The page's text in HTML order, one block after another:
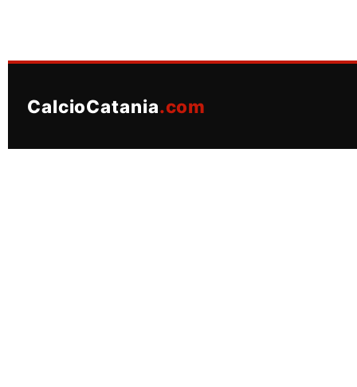
CalcioCatania.com